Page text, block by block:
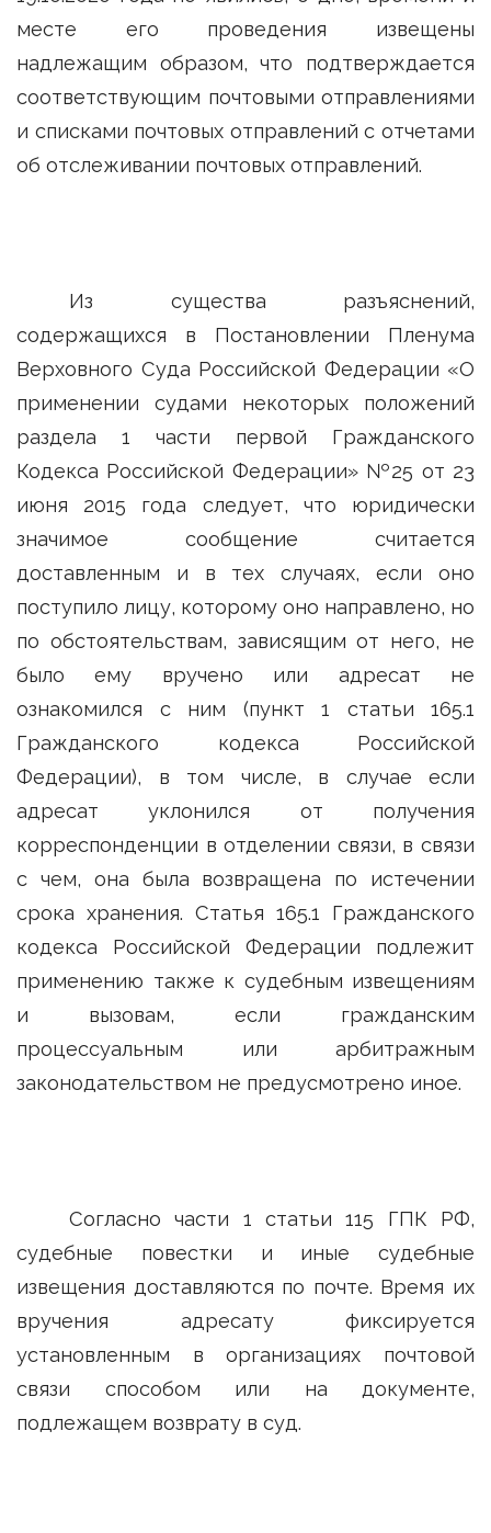
месте его проведения извещены
надлежащим образом, что подтверждается
соответствующим почтовыми отправлениями
и списками почтовых отправлений с отчетами
об отслеживании почтовых отправлений.
Из существа разъяснений,
содержащихся в Постановлении Пленума
Верховного Суда Российской Федерации «О
применении судами некоторых положений
раздела 1 части первой Гражданского
Кодекса Российской Федерации» №25 от 23
июня 2015 года следует, что юридически
значимое сообщение считается
доставленным и в тех случаях, если оно
поступило лицу, которому оно направлено, но
по обстоятельствам, зависящим от него, не
было ему вручено или адресат не
ознакомился с ним (пункт 1 статьи 165.1
Гражданского кодекса Российской
Федерации), в том числе, в случае если
адресат уклонился от получения
корреспонденции в отделении связи, в связи
с чем, она была возвращена по истечении
срока хранения. Статья 165.1 Гражданского
кодекса Российской Федерации подлежит
применению также к судебным извещениям
и вызовам, если гражданским
процессуальным или арбитражным
законодательством не предусмотрено иное.
Согласно части 1 статьи 115 ГПК РФ,
судебные повестки и иные судебные
извещения доставляются по почте. Время их
вручения адресату фиксируется
установленным в организациях почтовой
связи способом или на документе,
подлежащем возврату в суд.